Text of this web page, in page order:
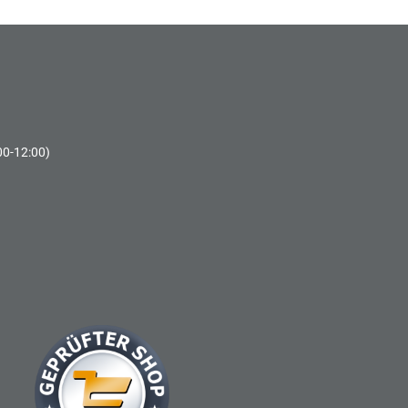
12:00)